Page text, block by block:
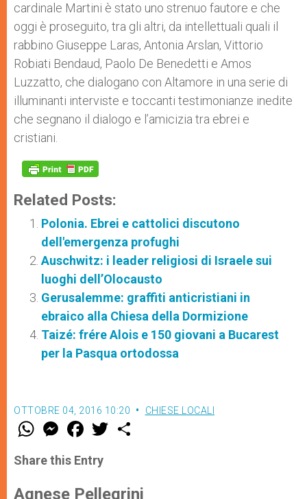
cardinale Martini è stato uno strenuo fautore e che
oggi è proseguito, tra gli altri, da intellettuali quali il
rabbino Giuseppe Laras, Antonia Arslan, Vittorio
Robiati Bendaud, Paolo De Benedetti e Amos
Luzzatto, che dialogano con Altamore in una serie di
illuminanti interviste e toccanti testimonianze inedite
che segnano il dialogo e l’amicizia tra ebrei e
cristiani.
Related Posts:
Polonia. Ebrei e cattolici discutono
dell'emergenza profughi
Auschwitz: i leader religiosi di Israele sui
luoghi dell’Olocausto
Gerusalemme: graffiti anticristiani in
ebraico alla Chiesa della Dormizione
Taizé: frére Alois e 150 giovani a Bucarest
per la Pasqua ortodossa
OTTOBRE 04, 2016 10:20 CHIESE LOCALI
W
t
s
p
M
e
s
e
g
F
a
e
b
o
w
r
Share this Entry
Agnese Pellegrini